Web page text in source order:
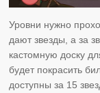
Уровни нужно
дают звезды, а за
кастомную доску
будет покрасить
доступны за 15